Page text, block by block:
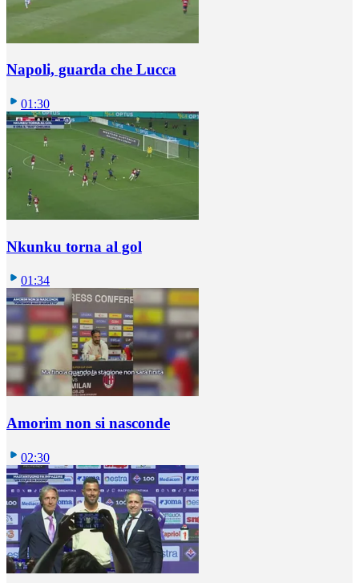
Napoli, guarda che Lucca
01:30
Nkunku torna al gol
01:34
Amorim non si nasconde
02:30